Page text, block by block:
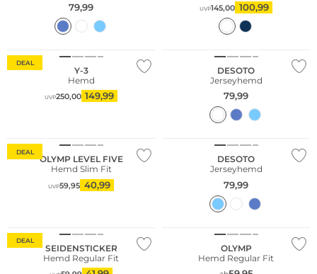
79,99 UVP145,00 100,99
DEAL
Y-3
Hemd
UVP250,00 149,99
DESOTO
Jerseyhemd
79,99
DEAL
OLYMP LEVEL FIVE
Hemd Slim Fit
UVP59,95 40,99
DESOTO
Jerseyhemd
79,99
DEAL
SEIDENSTICKER
Hemd Regular Fit
Große Größen
OLYMP
Hemd Regular Fit